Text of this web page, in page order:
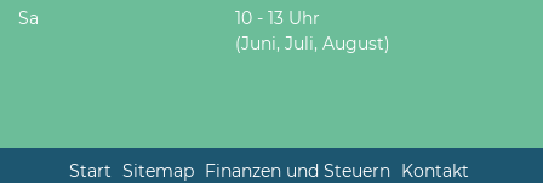
Sa
10 - 13 Uhr
(Juni, Juli, August)
Start Sitemap Finanzen und Steuern Kontakt